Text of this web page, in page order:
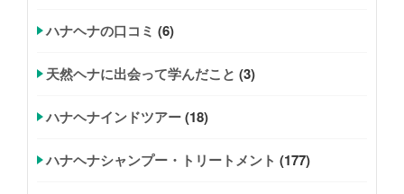
ハナヘナの口コミ (6)
天然ヘナに出会って学んだこと (3)
ハナヘナインドツアー(18)
ハナヘナシャンプー・トリートメント (177)